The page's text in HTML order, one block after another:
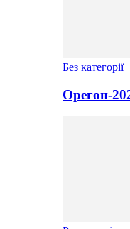
Без категорії
Орегон-